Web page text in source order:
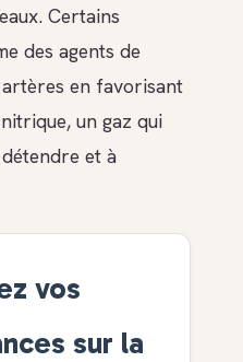
Certains
des agents de
en favorisant
un gaz qui
et à
vos
sur la